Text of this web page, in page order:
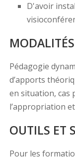
D'avoir
Pédagogie
d’apports
en situation, cas
l’appropriation
OUTILS ET
Pour les